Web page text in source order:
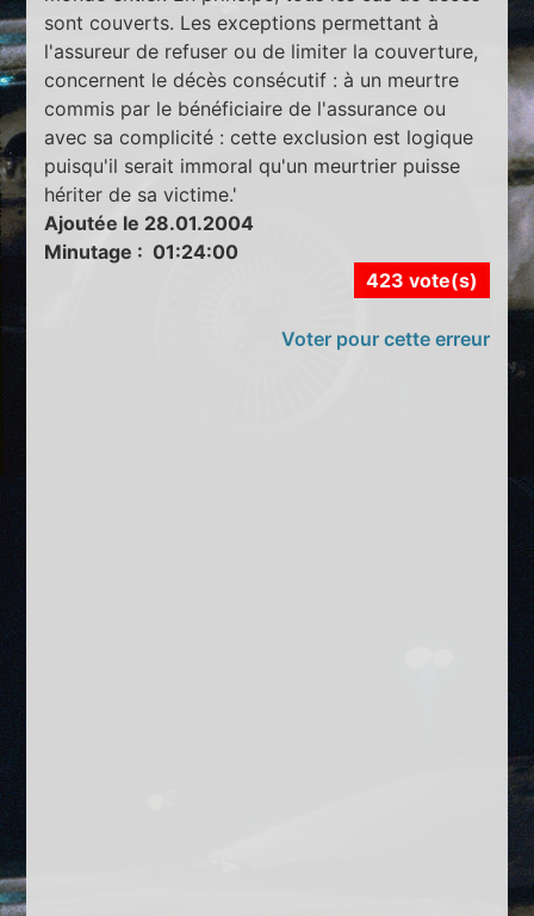
sont couverts. Les exceptions permettant à
l'assureur de refuser ou de limiter la couverture,
concernent le décès consécutif : à un meurtre
commis par le bénéficiaire de l'assurance ou
avec sa complicité : cette exclusion est logique
puisqu'il serait immoral qu'un meurtrier puisse
hériter de sa victime.'
Ajoutée le 28.01.2004
Minutage : 01:24:00
423 vote(s)
Voter pour cette erreur